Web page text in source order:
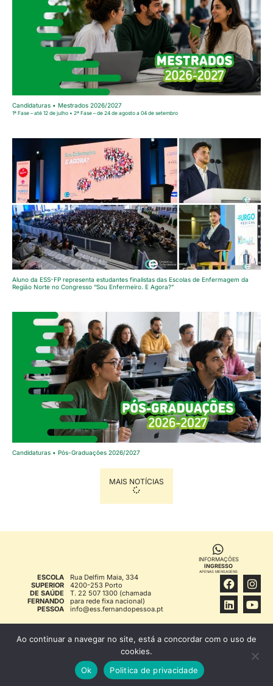
Candidaturas • Mestrados 2026/2027
1ª Fase – até 12 de julho • 2ª Fase – de 24 de agosto a 04 de setembro
Aluno da ESS-FP representa estudantes finalistas das Escolas de Enfermagem da
Região Norte no Congresso “Sou Enfermeiro. E Agora?”
Candidaturas • Pós-Graduações 2026/2027
MAIS NOTÍCIAS
ESCOLA
SUPERIOR
DE SAÚDE
FERNANDO
PESSOA
Rua Delfim Maia, 334
4200-253 Porto
T. 22 507 1300 (chamada
para rede fixa nacional)
info@ess.fernandopessoa.pt
INFORMAÇÕES
INGRESSO
APENAS MENSAGENS
FFP © 1994 INFORMAÇÃO LEGAL
Ao continuar a navegar no site, está a concordar com o uso de
cookies.
Ok
Politica de privacidade